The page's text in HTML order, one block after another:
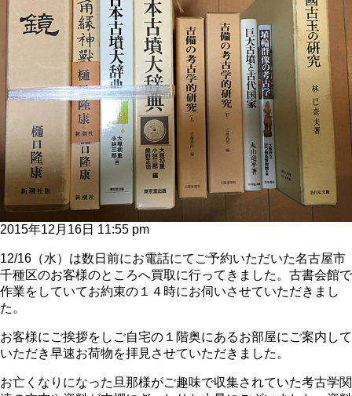
2015年12月16日 11:55 pm
12/16（水）は数日前にお電話にてご予約いただいた名古屋市
千種区のお客様のところへ買取に行ってきました。古書会館で
作業をしていてお約束の１４時にお伺いさせていただきまし
た。
お客様にご挨拶をしご自宅の１階奥にあるお部屋にご案内して
いただき早速お荷物を拝見させていただきました。
お亡くなりになった旦那様がご趣味で収集されていた考古学関